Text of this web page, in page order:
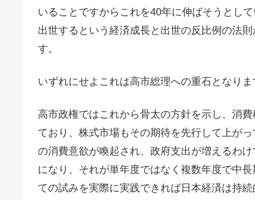
いることですからこれを40年に伸ばそうとし
出世するという経済成長と出世の反比例の法
す。
いずれにせよこれは高市総理への重石となりま
高市政権ではこれから骨太の方針を示し、消
ており、株式市場もその期待を先行して上が
の消費意欲が喚起され、政府支出が増えるわ
になり、それが単年度ではなく複数年度で中
ての試みを実際に実践できれば日本経済は持